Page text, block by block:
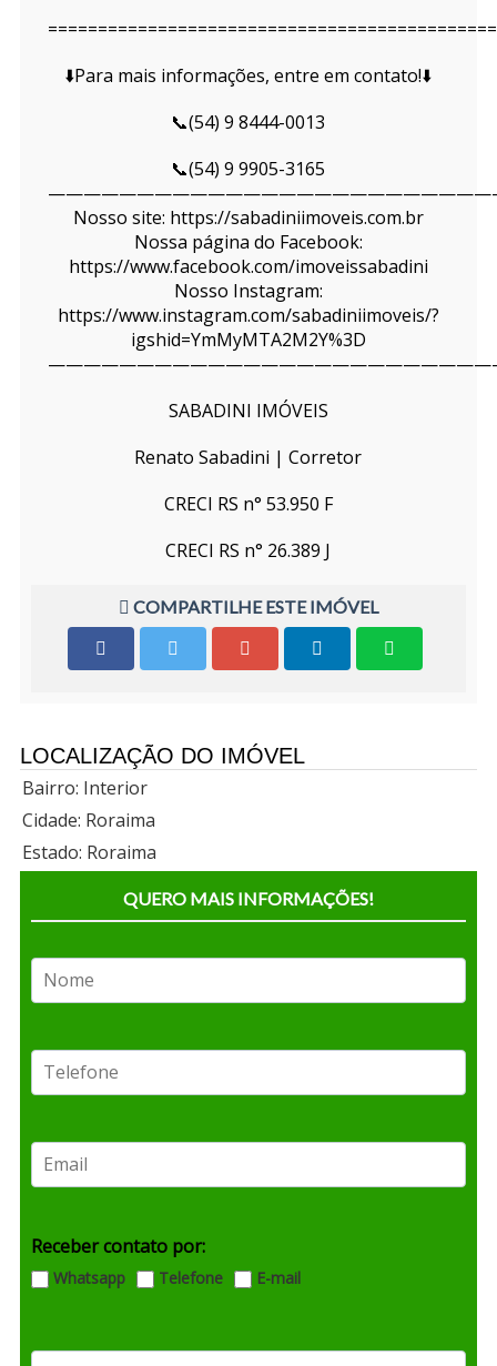
⬇️Para mais informações, entre em contato!⬇️
📞(54) 9 8444-0013
📞(54) 9 9905-3165
Nosso site: https://sabadiniimoveis.com.br
Nossa página do Facebook:
https://www.facebook.com/imoveissabadini
Nosso Instagram:
https://www.instagram.com/sabadiniimoveis/?
igshid=YmMyMTA2M2Y%3D
SABADINI IMÓVEIS
Renato Sabadini | Corretor
CRECI RS n° 53.950 F
CRECI RS n° 26.389 J
COMPARTILHE ESTE IMÓVEL
LOCALIZAÇÃO DO IMÓVEL
Bairro: Interior
Cidade: Roraima
Estado: Roraima
QUERO MAIS INFORMAÇÕES!
Receber contato por:
Whatsapp Telefone E-mail